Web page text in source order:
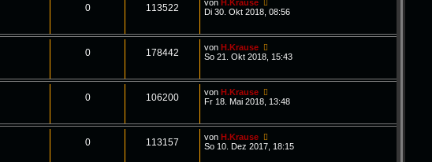
0 113522 vonH.Krause
Di 30. Okt 2018, 08:56
0 178442 vonH.Krause
So 21. Okt 2018, 15:43
0 106200 vonH.Krause
Fr 18. Mai 2018, 13:48
0 113157 vonH.Krause
So 10. Dez 2017, 18:15